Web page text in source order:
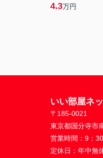
4.3万円
いい部屋ネ
〒185-0021
東京都国分寺市
営業時間： 9：
定休日： 年中無